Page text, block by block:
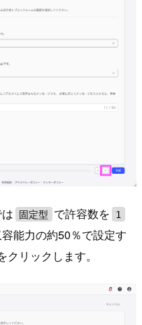
固定型 で許容数を 1
能力の約50％で設定す
クリックします。